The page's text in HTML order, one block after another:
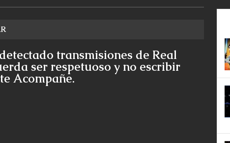
transmisiones de Real
ser respetuoso y no escribir
Acompañe.